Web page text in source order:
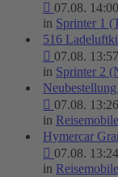
07.08.
in Sprinter 1
516
07.08.
in Sprinter 2
07.08.
in
Hymercar
07.08.
in